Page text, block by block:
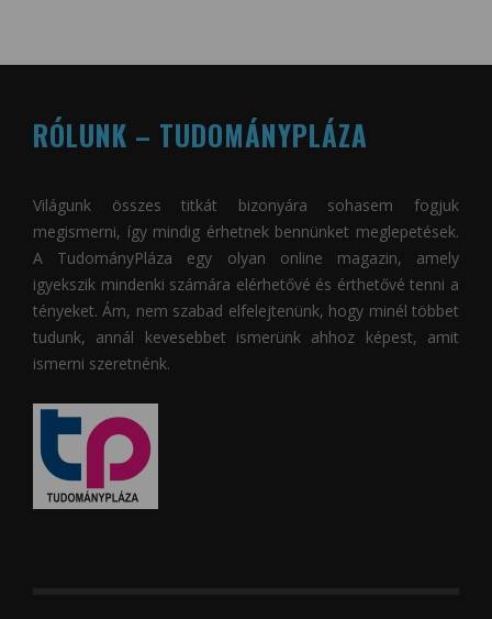
RÓLUNK – TUDOMÁNYPLÁZA
Világunk összes titkát bizonyára sohasem fogjuk
megismerni, így mindig érhetnek bennünket meglepetések.
A TudományPláza egy olyan online magazin, amely
igyekszik mindenki számára elérhetővé és érthetővé tenni a
tényeket. Ám, nem szabad elfelejtenünk, hogy minél többet
tudunk, annál kevesebbet ismerünk ahhoz képest, amit
ismerni szeretnénk.